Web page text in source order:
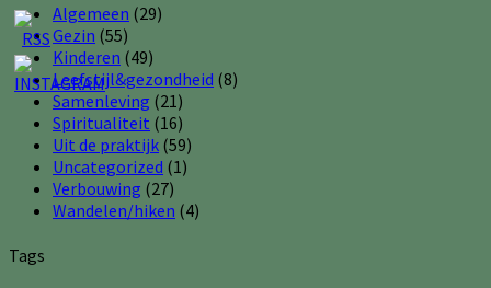
Algemeen (29)
Gezin (55)
Kinderen (49)
Leefstijl&gezondheid (8)
Samenleving (21)
Spiritualiteit (16)
Uit de praktijk (59)
Uncategorized (1)
Verbouwing (27)
Wandelen/hiken (4)
Tags